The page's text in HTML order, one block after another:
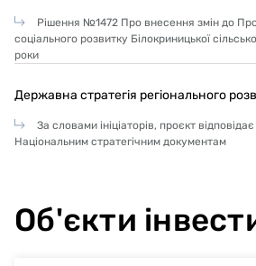
Рішення №1472 Про внесення змін до
соціального розвитку Білокриницької
роки
Державна стратегія регіонального
За словами ініціаторів, проєкт
Національним стратегічним документам
Об'єкти